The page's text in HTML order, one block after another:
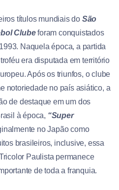
títulos mundiais do São
Clubeforam conquistados
Naquela época, a partida
era disputada em território
Após os triunfos, o clube
notoriedade no país asiático, a
de destaque em um dos
à época, “Super
no Japão como
brasileiros, inclusive, essa
Paulista permanece
de toda a franquia.